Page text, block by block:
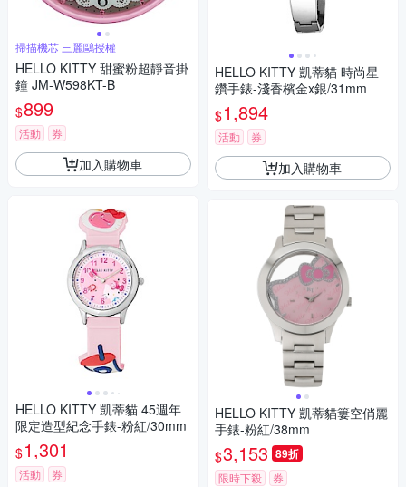
掃描機芯 三麗鷗授權
HELLO KITTY 甜蜜粉超靜音掛
鐘 JM-W598KT-B
$899
活動 券
加入購物車
HELLO KITTY 凱蒂貓 45週年
限定造型紀念手錶-粉紅/30mm
$1,301
活動 券
HELLO KITTY 凱蒂貓 時尚星
鑽手錶-淺香檳金x銀/31mm
$1,894
活動 券
加入購物車
HELLO KITTY 凱蒂貓簍空俏麗
手錶-粉紅/38mm
$3,153 89折
限時下殺 券